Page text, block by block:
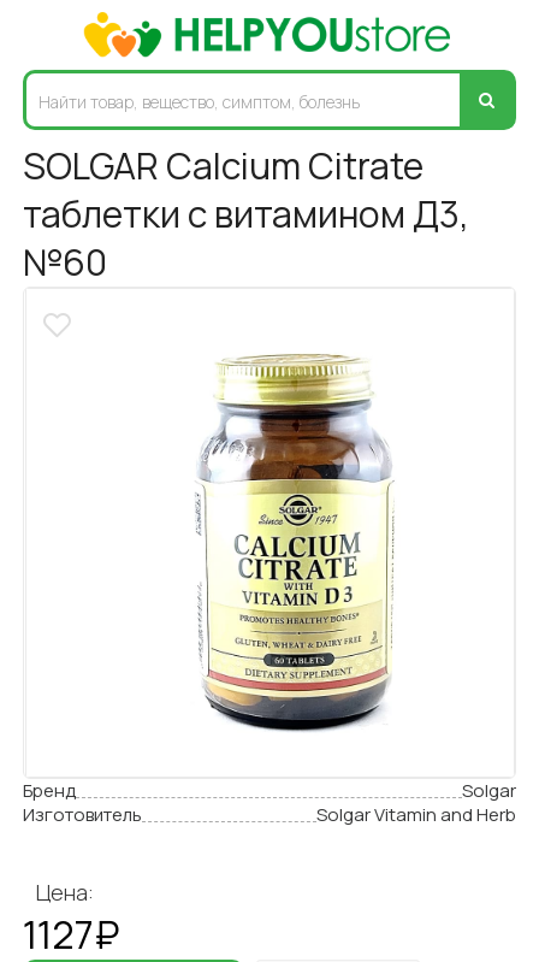
SOLGAR Calcium Citrate
таблетки с витамином Д3,
№60
Бренд
Solgar
Изготовитель
Solgar Vitamin and Herb
Цена:
1127₽